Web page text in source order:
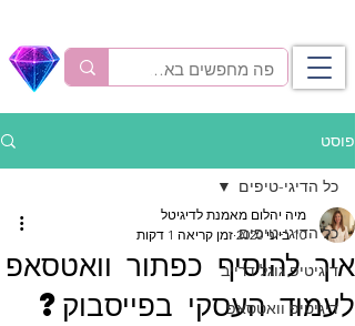
פוסט
כל הדיגי-טיפים
דיגיטיפ גוגל דרייב
דיגיטיפ וואטסאפ
כל הדיגי-טיפים
איך להוסיף כפתור וואטסאפ
לעמוד העסקי בפייסבוק?
מיה יהלום מאמנת לדיגיטל
10 ביוני 2020
זמן קריאה 1 דקות